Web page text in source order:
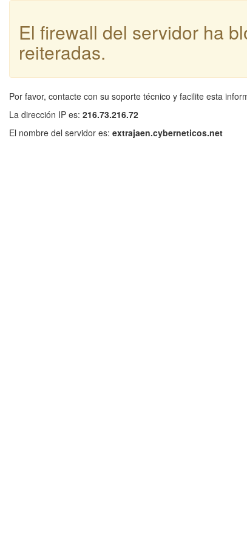
El firewall del servidor ha
reiteradas.
Por favor, contacte con su soporte técnico y facilite esta
La dirección IP es: 216.73.216.72
El nombre del servidor es: extrajaen.cyberneticos.net